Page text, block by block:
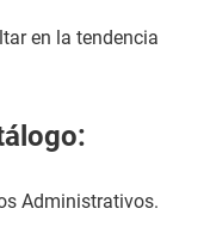
en la tendencia
Administrativos.